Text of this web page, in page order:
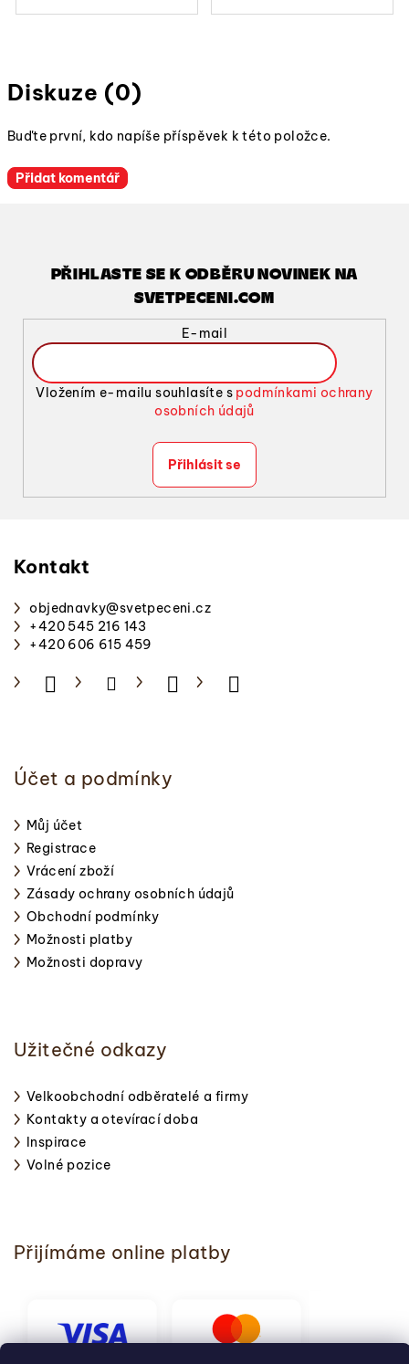
Diskuze (0)
Buďte první, kdo napíše příspěvek k této položce.
Přidat komentář
PŘIHLASTE SE K ODBĚRU NOVINEK NA
SVETPECENI.COM
E-mail
Vložením e-mailu souhlasíte s podmínkami ochrany
osobních údajů
Přihlásit se
Kontakt
objednavky@svetpeceni.cz
+420 545 216 143
+420 606 615 459
Účet a podmínky
Můj účet
Registrace
Vrácení zboží
Zásady ochrany osobních údajů
Obchodní podmínky
Možnosti platby
Možnosti dopravy
Užitečné odkazy
Velkoobchodní odběratelé a firmy
Kontakty a otevírací doba
Inspirace
Volné pozice
Přijímáme online platby